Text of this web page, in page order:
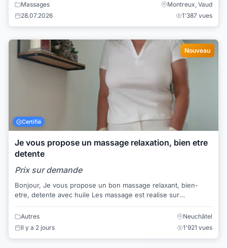
Massages
Montreux, Vaud
28.07.2026
1'387 vues
Nouveau
Certifié
Je vous propose un massage relaxation, bien etre
detente
Prix sur demande
Bonjour, Je vous propose un bon massage relaxant, bien-
etre, detente avec huile Les massage est realise sur
Autres
Neuchâtel
Il y a 2 jours
1'921 vues